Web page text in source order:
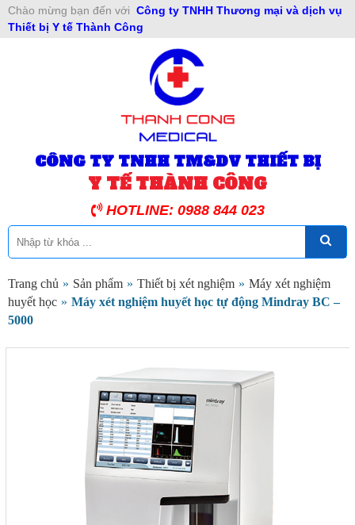
Chào mừng bạn đến với Công ty TNHH Thương mại và dịch vụ
Thiết bị Y tế Thành Công
CÔNG TY TNHH TM&DV THIẾT BỊ
Y TẾ THÀNH CÔNG
HOTLINE: 0988 844 023
Trang chủ » Sản phẩm » Thiết bị xét nghiệm » Máy xét nghiệm
huyết học » Máy xét nghiệm huyết học tự động Mindray BC –
5000